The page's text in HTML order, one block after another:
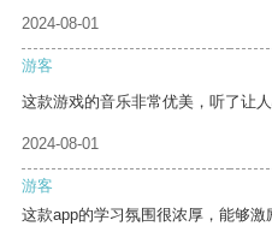
2024-08-01
游客
这款游戏的音乐非常优美，听了让人
2024-08-01
游客
这款app的学习氛围很浓厚，能够